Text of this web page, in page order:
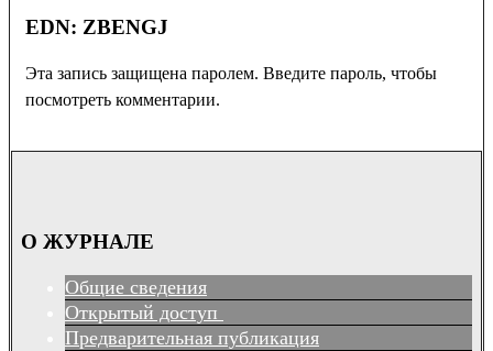
EDN: ZBENGJ
Эта запись защищена паролем. Введите пароль, чтобы
посмотреть комментарии.
О ЖУРНАЛЕ
Общие сведения
Открытый доступ
Предварительная публикация